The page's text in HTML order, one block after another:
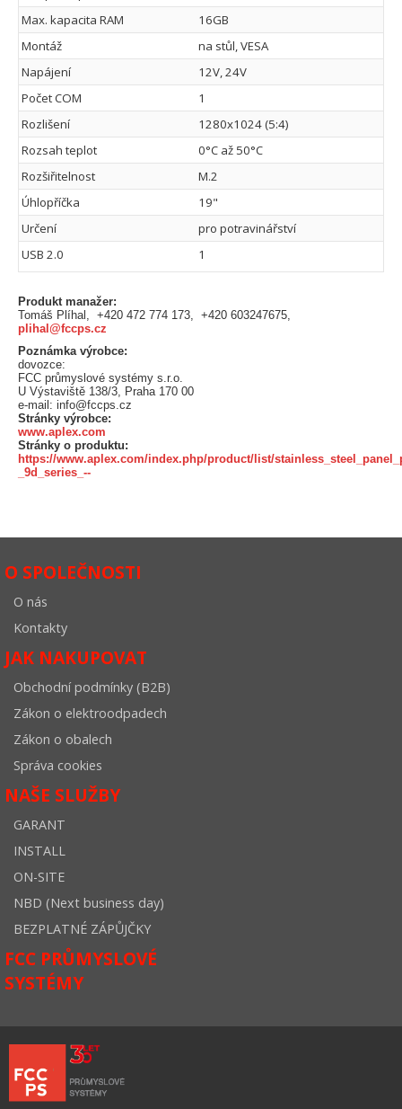
Max. kapacita RAM
16GB
Montáž
na stůl, VESA
Napájení
12V, 24V
Počet COM
1
Rozlišení
1280x1024 (5:4)
Rozsah teplot
0°C až 50°C
Rozšiřitelnost
M.2
Úhlopříčka
19"
Určení
pro potravinářství
USB 2.0
1
Produkt manažer:
Tomáš Plíhal, +420 472 774 173, +420 603247675,
plihal@fccps.cz
Poznámka výrobce:
dovozce:
FCC průmyslové systémy s.r.o.
U Výstaviště 138/3, Praha 170 00
e-mail: info@fccps.cz
Stránky výrobce:
www.aplex.com
Stránky o produktu:
https://www.aplex.com/index.php/product/list/
_9d_series_--
O SPOLEČNOSTI
O nás
Kontakty
JAK NAKUPOVAT
Obchodní podmínky (B2B)
Zákon o elektroodpadech
Zákon o obalech
Správa cookies
NAŠE SLUŽBY
GARANT
INSTALL
ON-SITE
NBD (Next business day)
BEZPLATNÉ ZÁPŮJČKY
FCC PRŮMYSLOVÉ
SYSTÉMY